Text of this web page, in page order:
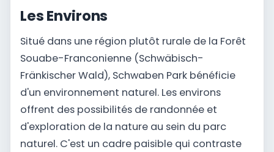
Les Environs
Situé dans une région plutôt rurale de la Forêt
Souabe-Franconienne (Schwäbisch-
Fränkischer Wald), Schwaben Park bénéficie
d'un environnement naturel. Les environs
offrent des possibilités de randonnée et
d'exploration de la nature au sein du parc
naturel. C'est un cadre paisible qui contraste